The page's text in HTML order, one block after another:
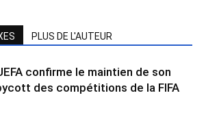
PLUS DE L'AUTEUR
confirme le maintien de son
des compétitions de la FIFA